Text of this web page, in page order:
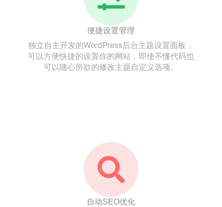
便捷设置管理
独立自主开发的WordPress后台主题设置面板，
可以方便快捷的设置你的网站，即使不懂代码也
可以随心所欲的修改主题自定义选项。
自动SEO优化